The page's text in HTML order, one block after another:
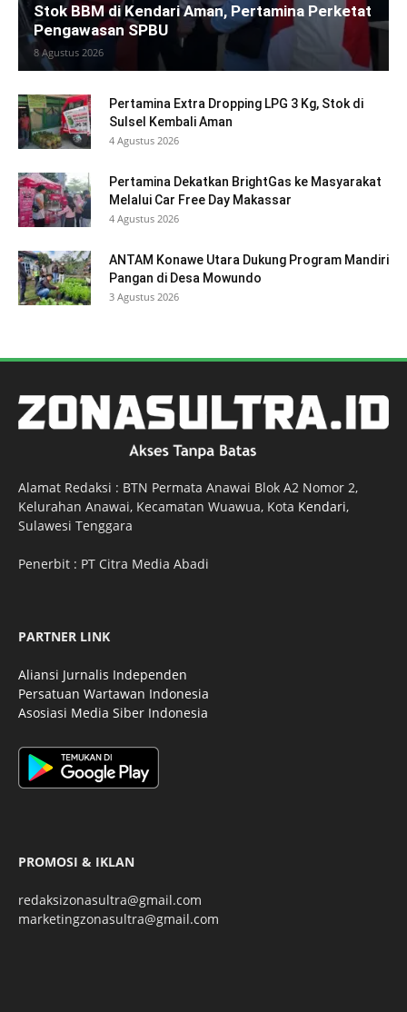
Stok BBM di Kendari Aman, Pertamina Perketat
Pengawasan SPBU
8 Agustus 2026
Pertamina Extra Dropping LPG 3 Kg, Stok di
Sulsel Kembali Aman
4 Agustus 2026
Pertamina Dekatkan BrightGas ke Masyarakat
Melalui Car Free Day Makassar
4 Agustus 2026
ANTAM Konawe Utara Dukung Program Mandiri
Pangan di Desa Mowundo
3 Agustus 2026
Alamat Redaksi : BTN Permata Anawai Blok A2 Nomor 2,
Kelurahan Anawai, Kecamatan Wuawua, Kota Kendari,
Sulawesi Tenggara
Penerbit : PT Citra Media Abadi
PARTNER LINK
Aliansi Jurnalis Independen
Persatuan Wartawan Indonesia
Asosiasi Media Siber Indonesia
PROMOSI & IKLAN
redaksizonasultra@gmail.com
marketingzonasultra@gmail.com